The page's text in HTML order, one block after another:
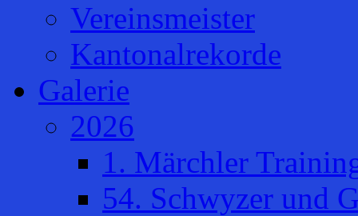
Vereinsmeister
Kantonalrekorde
Galerie
2026
1. Märchler
54. Schwyzer und